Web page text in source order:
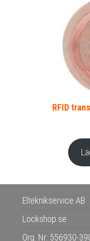
RFID
Elteknikservice AB
Lockshop.se
Org. Nr: 556930-